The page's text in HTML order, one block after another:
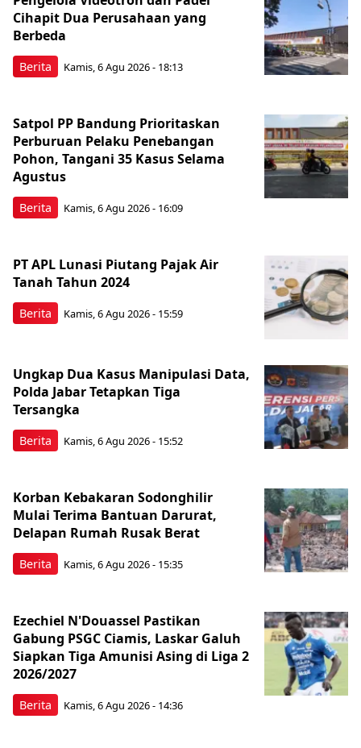
Berita
Cihapit Dua Perusahaan yang
Berbeda
Kamis, 6 Agu 2026 - 18:13
Berita
Satpol PP Bandung Prioritaskan
Perburuan Pelaku Penebangan
Pohon, Tangani 35 Kasus Selama
Agustus
Kamis, 6 Agu 2026 - 16:09
Berita
PT APL Lunasi Piutang Pajak Air
Tanah Tahun 2024
Kamis, 6 Agu 2026 - 15:59
Berita
Ungkap Dua Kasus Manipulasi Data,
Polda Jabar Tetapkan Tiga
Tersangka
Kamis, 6 Agu 2026 - 15:52
Berita
Korban Kebakaran Sodonghilir
Mulai Terima Bantuan Darurat,
Delapan Rumah Rusak Berat
Kamis, 6 Agu 2026 - 15:35
Berita
Ezechiel N'Douassel Pastikan
Gabung PSGC Ciamis, Laskar Galuh
Siapkan Tiga Amunisi Asing di Liga 2
2026/2027
Kamis, 6 Agu 2026 - 14:36